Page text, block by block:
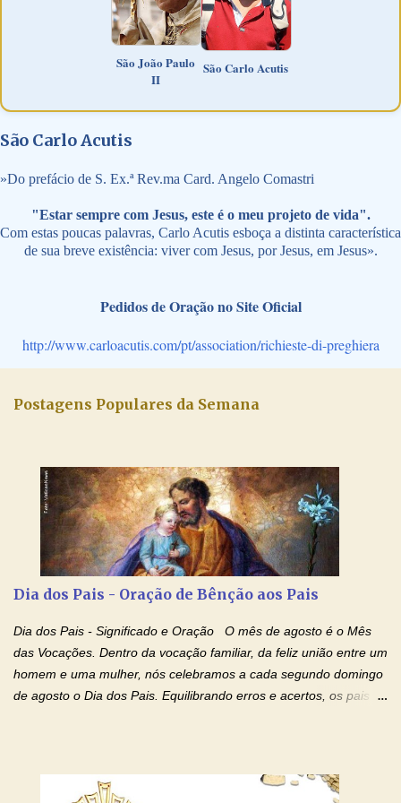
São João Paulo
II
São Carlo Acutis
São Carlo Acutis
»Do prefácio de S. Ex.ª Rev.ma Card. Angelo Comastri
"Estar sempre com Jesus, este é o meu projeto de vida".
Com estas poucas palavras, Carlo Acutis esboça a distinta característica
de sua breve existência: viver com Jesus, por Jesus, em Jesus».
Pedidos de Oração no Site Oficial
http://www.carloacutis.com/pt/association/richieste-di-preghiera
Postagens Populares da Semana
Dia dos Pais - Oração de Bênção aos Pais
Dia dos Pais - Significado e Oração O mês de agosto é o Mês
das Vocações. Dentro da vocação familiar, da feliz união entre um
homem e uma mulher, nós celebramos a cada segundo domingo
de agosto o Dia dos Pais. Equilibrando erros e acertos, os pais
conforto, boa alimentação, educação de qualidade. E, em geral,